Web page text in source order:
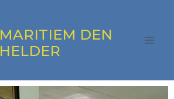
MARITIEM DEN
HELDER